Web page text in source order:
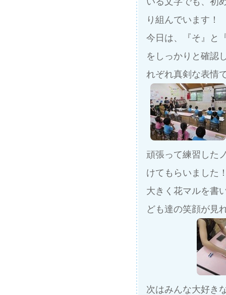
り組んでいます！
今日は、『そ』と
をしっかりと確認
れぞれ真剣な表情
頑張って練習した
けてもらいました
大きく花マルを書
ども達の笑顔が見
次はみんな大好き